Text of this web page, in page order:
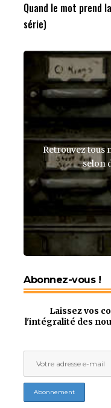
Quand le mot prend
série)
Retrouvez tous
selon
Abonnez-vous !
Laissez vos
l'intégralité des